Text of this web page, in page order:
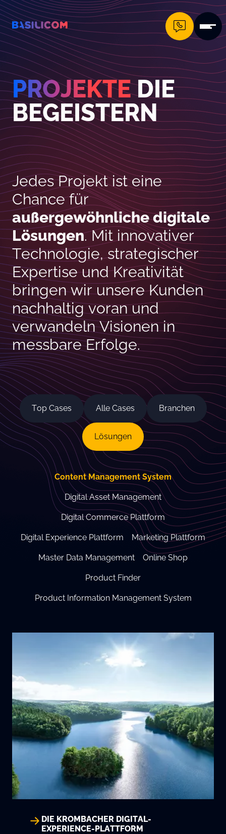
Company Logo von Basilicom GmbH
PROJEKTEDIE
BEGEISTERN
Jedes Projekt ist eine
Chance für
außergewöhnliche digitale
Lösungen. Mit innovativer
Technologie, strategischer
Expertise und Kreativität
bringen wir unsere Kunden
nachhaltig voran und
verwandeln Visionen in
messbare Erfolge.
Top Cases Alle Cases Branchen
Lösungen
Content Management System
Digital Asset Management
Digital Commerce Plattform
Digital Experience Plattform Marketing Plattform
Master Data Management Online Shop
Product Finder
Product Information Management System
DIE KROMBACHER DIGITAL-
EXPERIENCE-PLATTFORM